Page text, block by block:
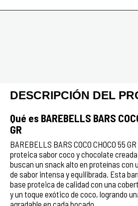
DESCRIPCIÓN DEL
Qué es BAREBELLS BARS
GR
BAREBELLS BARS COCO CHOCO 55
proteica sabor coco y chocolate
buscan un snack alto en proteínas con
de sabor intensa y equilibrada. Esta
base proteica de calidad con una
y un toque exótico de coco, logrando
agradable en cada bocado.